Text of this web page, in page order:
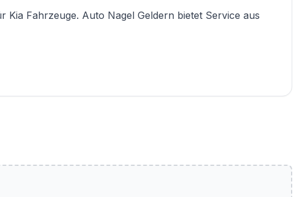
Kia Fahrzeuge. Auto Nagel Geldern bietet Service aus